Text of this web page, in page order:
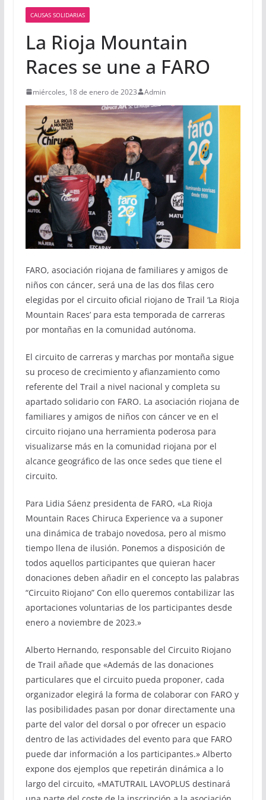
CAUSAS SOLIDARIAS
La Rioja Mountain
Races se une a FARO
miércoles, 18 de enero de 2023 Admin
FARO, asociación riojana de familiares y amigos de
niños con cáncer, será una de las dos filas cero
elegidas por el circuito oficial riojano de Trail ‘La Rioja
Mountain Races’ para esta temporada de carreras
por montañas en la comunidad autónoma.
El circuito de carreras y marchas por montaña sigue
su proceso de crecimiento y afianzamiento como
referente del Trail a nivel nacional y completa su
apartado solidario con FARO. La asociación riojana de
familiares y amigos de niños con cáncer ve en el
circuito riojano una herramienta poderosa para
visualizarse más en la comunidad riojana por el
alcance geográfico de las once sedes que tiene el
circuito.
Para Lidia Sáenz presidenta de FARO, «La Rioja
Mountain Races Chiruca Experience va a suponer
una dinámica de trabajo novedosa, pero al mismo
tiempo llena de ilusión. Ponemos a disposición de
todos aquellos participantes que quieran hacer
donaciones deben añadir en el concepto las palabras
“Circuito Riojano” Con ello queremos contabilizar las
aportaciones voluntarias de los participantes desde
enero a noviembre de 2023.»
Alberto Hernando, responsable del Circuito Riojano
de Trail añade que «Además de las donaciones
particulares que el circuito pueda proponer, cada
organizador elegirá la forma de colaborar con FARO y
las posibilidades pasan por donar directamente una
parte del valor del dorsal o por ofrecer un espacio
dentro de las actividades del evento para que FARO
puede dar información a los participantes.» Alberto
expone dos ejemplos que repetirán dinámica a lo
largo del circuito, «MATUTRAIL LAVOPLUS destinará